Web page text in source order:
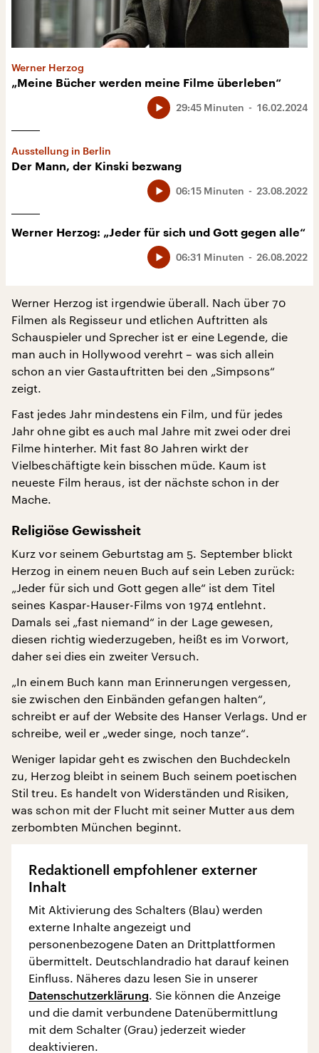
Werner Herzog
„Meine Bücher werden meine Filme überleben“
16.02.2024
29:45 Minuten
Ausstellung in Berlin
Der Mann, der Kinski bezwang
23.08.2022
06:15 Minuten
Werner Herzog: „Jeder für sich und Gott gegen alle“
26.08.2022
06:31 Minuten
Werner Herzog ist irgendwie überall. Nach über 70
Filmen als Regisseur und etlichen Auftritten als
Schauspieler und Sprecher ist er eine Legende, die
man auch in Hollywood verehrt – was sich allein
schon an vier Gastauftritten bei den „Simpsons“
zeigt.
Fast jedes Jahr mindestens ein Film, und für jedes
Jahr ohne gibt es auch mal Jahre mit zwei oder drei
Filme hinterher. Mit fast 80 Jahren wirkt der
Vielbeschäftigte kein bisschen müde. Kaum ist
neueste Film heraus, ist der nächste schon in der
Mache.
Religiöse Gewissheit
Kurz vor seinem Geburtstag am 5. September blickt
Herzog in einem neuen Buch auf sein Leben zurück:
„Jeder für sich und Gott gegen alle“ ist dem Titel
seines Kaspar-Hauser-Films von 1974 entlehnt.
Damals sei „fast niemand“ in der Lage gewesen,
diesen richtig wiederzugeben, heißt es im Vorwort,
daher sei dies ein zweiter Versuch.
„In einem Buch kann man Erinnerungen vergessen,
sie zwischen den Einbänden gefangen halten“,
schreibt er auf der Website des Hanser Verlags. Und er
schreibe, weil er „weder singe, noch tanze“.
Weniger lapidar geht es zwischen den Buchdeckeln
zu, Herzog bleibt in seinem Buch seinem poetischen
Stil treu. Es handelt von Widerständen und Risiken,
was schon mit der Flucht mit seiner Mutter aus dem
zerbombten München beginnt.
Redaktionell empfohlener externer
Inhalt
Mit Aktivierung des Schalters (Blau) werden
externe Inhalte angezeigt und
personenbezogene Daten an Drittplattformen
übermittelt. Deutschlandradio hat darauf keinen
Einfluss. Näheres dazu lesen Sie in unserer
Datenschutzerklärung. Sie können die Anzeige
und die damit verbundene Datenübermittlung
mit dem Schalter (Grau) jederzeit wieder
deaktivieren.